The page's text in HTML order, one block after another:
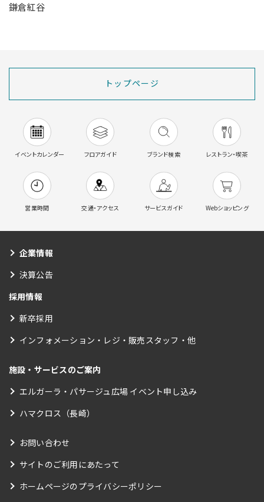
鎌倉紅谷
トップページ
イベントカレンダー フロアガイド ブランド検索 レストラン・喫茶
営業時間 交通・アクセス サービスガイド Webショッピング
企業情報
決算公告
採用情報
新卒採用
インフォメーション・レジ・販売スタッフ・他
施設・サービスのご案内
エルガーラ・パサージュ広場 イベント申し込み
ハマクロス（長崎）
お問い合わせ
サイトのご利用にあたって
ホームページのプライバシーポリシー